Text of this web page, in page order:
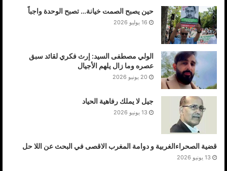
حين يصبح الصمت خيانة… تصبح الوحدة واجباً
16 يوليو 2026
الولي مصطفى السيد: إرث فكري لقائد سبق
عصره وما زال يلهم الأجيال
20 يونيو 2026
جيل لا يملك رفاهية الحياد
13 يونيو 2026
قضية الصحراءالغربية و دوامة المغرب الاقصى في البحث عن اللا حل
13 يونيو 2026